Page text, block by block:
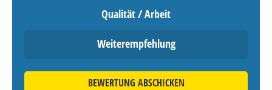
Qualität / Arbeit
Weiterempfehlung
BEWERTUNG ABSCHICKEN